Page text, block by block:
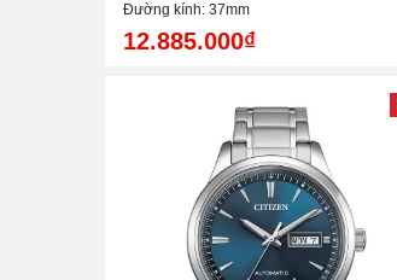
Đường kính: 37mm
12.885.000₫